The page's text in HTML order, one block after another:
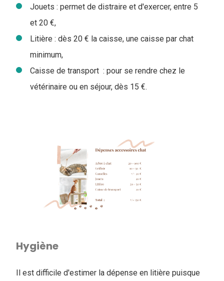
Jouets : permet de distraire et d'exercer, entre 5
et 20 €,
Litière : dès 20 € la caisse, une caisse par chat
minimum,
Caisse de transport : pour se rendre chez le
vétérinaire ou en séjour, dès 15 €.
Hygiène
Il est difficile d'estimer la dépense en litière puisque